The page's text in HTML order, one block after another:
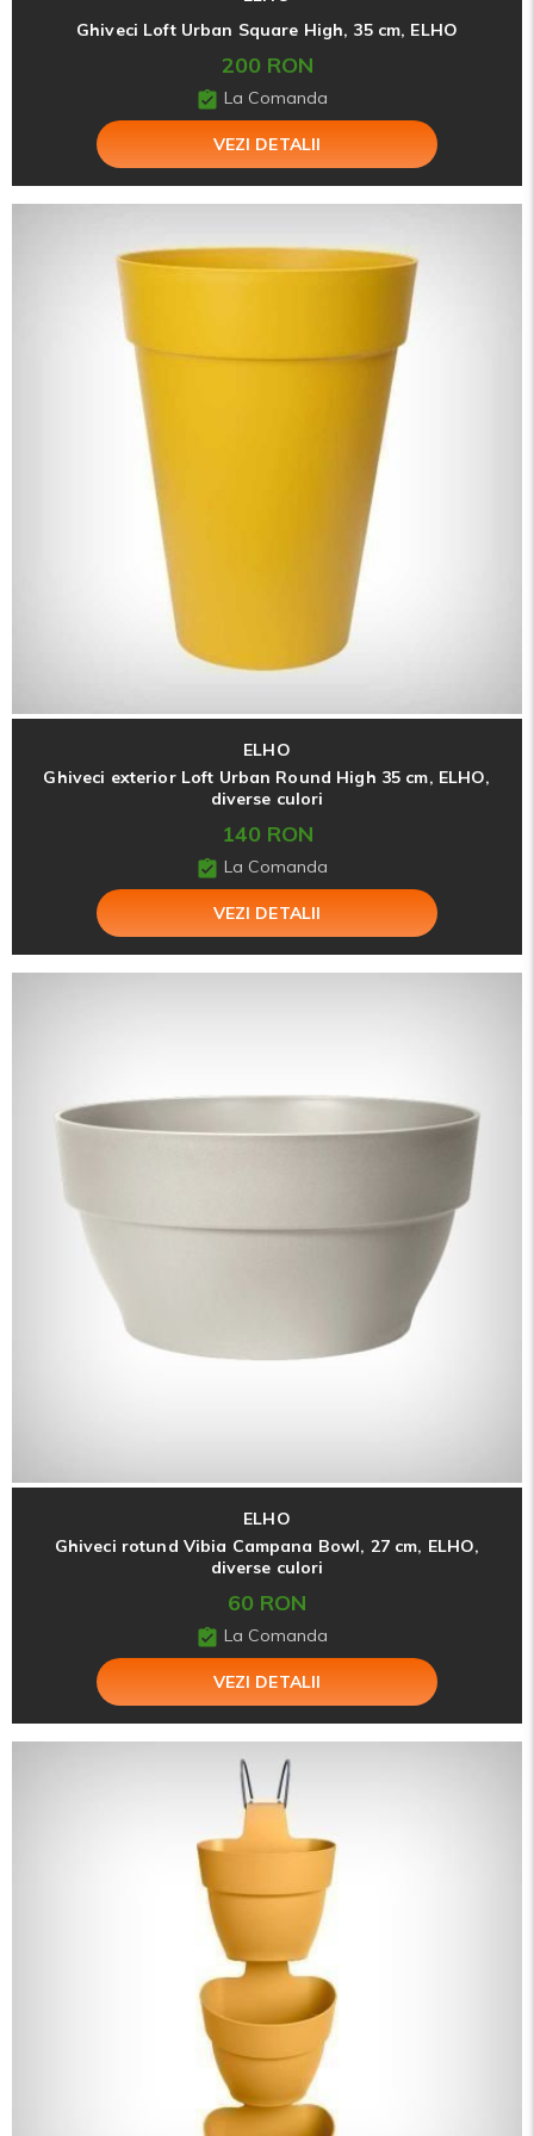
Ghiveci Loft Urban Square High, 35 cm, ELHO
200 RON
La Comanda
VEZI DETALII
ELHO
Ghiveci exterior Loft Urban Round High 35 cm, ELHO,
diverse culori
140 RON
La Comanda
VEZI DETALII
ELHO
Ghiveci rotund Vibia Campana Bowl, 27 cm, ELHO,
diverse culori
60 RON
La Comanda
VEZI DETALII